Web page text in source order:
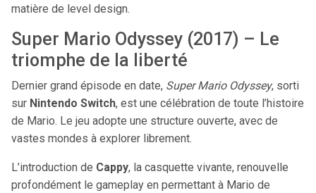
matière de level design.
Super Mario Odyssey (2017) – Le
triomphe de la liberté
Dernier grand épisode en date, Super Mario Odyssey, sorti
sur Nintendo Switch, est une célébration de toute l’histoire
de Mario. Le jeu adopte une structure ouverte, avec de
vastes mondes à explorer librement.
L’introduction de Cappy, la casquette vivante, renouvelle
profondément le gameplay en permettant à Mario de